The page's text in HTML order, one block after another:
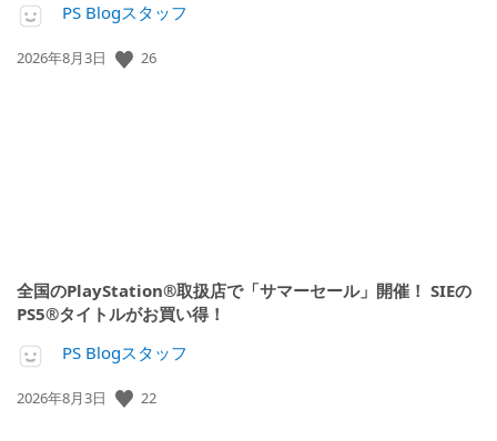
PS Blogスタッフ
公
2026年8月3日 26
全国のPlayStation®取扱店で「サマーセール」開催！ SIEの
PS5®タイトルがお買い得！
PS Blogスタッフ
公
2026年8月3日 22